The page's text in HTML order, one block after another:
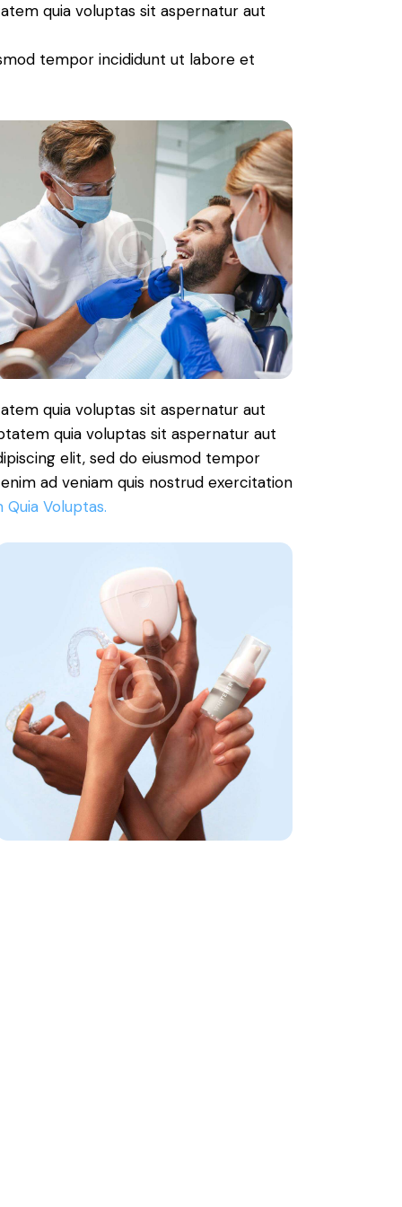
quia voluptas sit aspernatur aut
tempor incididunt ut labore et
quia voluptas sit aspernatur aut
quia voluptas sit aspernatur aut
elit, sed do eiusmod tempor
ad veniam quis nostrud exercitation
Voluptas.